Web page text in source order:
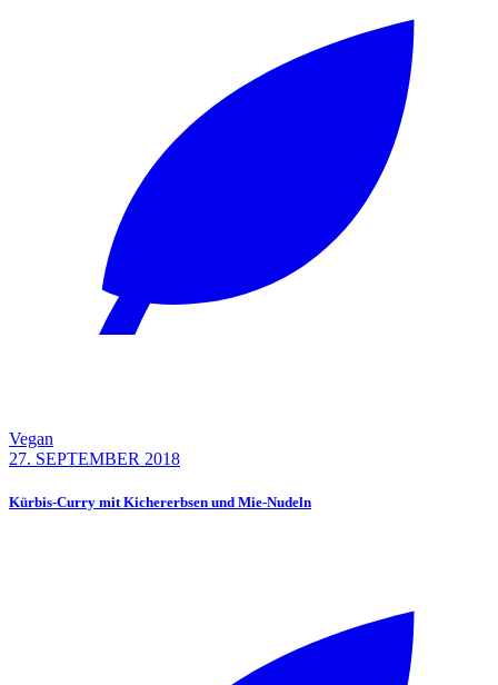
Vegan
27. SEPTEMBER 2018
Kürbis-Curry mit Kichererbsen und Mie-Nudeln